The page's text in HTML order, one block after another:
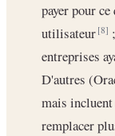
payer pour
utilisateur[8]
entreprises
D'autres
mais incluent
remplacer